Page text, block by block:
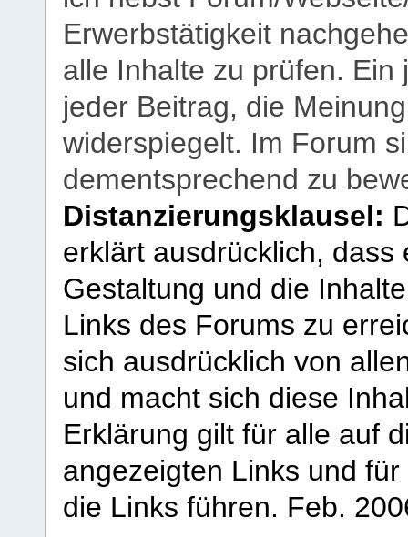
Erwerbstätigkeit
alle Inhalte zu prüfen.
jeder Beitrag, die
widerspiegelt. Im Forum
dementsprechend zu
Distanzierungsklausel:
erklärt ausdrücklich,
Gestaltung und die
Links des Forums zu
sich ausdrücklich von
und macht sich diese
Erklärung gilt für alle auf
angezeigten Links und
die Links führen. Feb.